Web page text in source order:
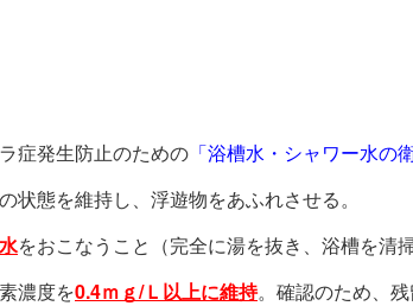
症発生防止のための 「浴槽水・シャワー水の
の状態を維持し、浮遊物をあふれさせる。
をおこなうこと（完全に湯を抜き、浴槽を清
濃度を0.4ｍｇ/Ｌ以上に維持。確認のため、残